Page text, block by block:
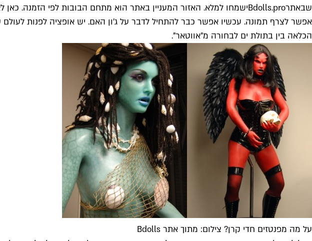
שבאתרBdolls.proישמחו למלא. האזור המעניין באתר הוא מתחם הבובות לפי הזמנה.
אפשר לצרף תמונה. עכשיו אפשר כבר להתחיל לדבר על ג'ון האם. יש אופציה לפנות
הכלאה בין בתולת ים לבחורה מ"אווטאר".
על מה מפנטזים חדי קרן? צילום: מתוך אתר Bdolls